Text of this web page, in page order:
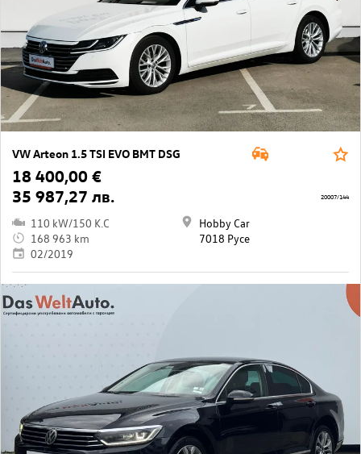
VW Arteon 1.5 TSI EVO BMT DSG
18 400,00 €
35 987,27 лв.
110 kW/150 K.C
168 963 km
02/2019
Hobby Car
7018 Русе
20007/144